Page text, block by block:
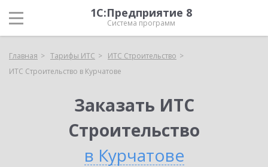
1С:Предприятие 8
Система программ
Главная Тарифы ИТС
ИТС Строительство
ИТС Строительство в Курчатове
Заказать ИТС
Строительство
в Курчатове